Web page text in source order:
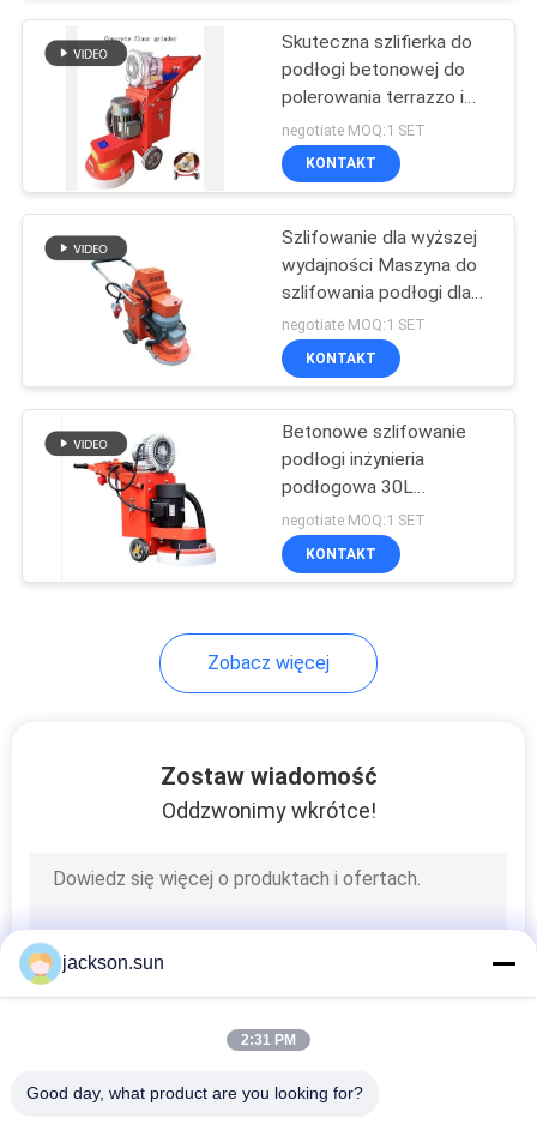
Próbnik rozciągania
Indukcyjna maszyna
grzewcza
Zestaw do testów
Urządzenia do
testowania
przewodów
Skuteczna szlifierka do
podłogi betonowej do
polerowania terrazzo i
epoksydowego zaprawy
negotiate MOQ:1 SET
KONTAKT
Szlifowanie dla wyższej
wydajności Maszyna do
szlifowania podłogi dla
Twoich wymagań
negotiate MOQ:1 SET
KONTAKT
Betonowe szlifowanie
podłogi inżynieria
podłogowa 30L
Elektryczny epoksydowy
lastryko młynek naziemny
negotiate MOQ:1 SET
KONTAKT
Zobacz więcej
Zostaw wiadomość
Oddzwonimy wkrótce!
jackson.sun
2:31 PM
Good day, what product are you looking for?